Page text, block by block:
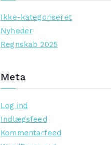
Ikke-kategoriseret
Nyheder
Regnskab 2025
Meta
Log ind
Indlægsfeed
Kommentarfeed